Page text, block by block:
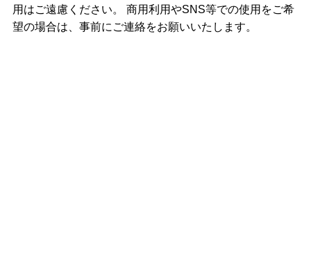
用はご遠慮ください。 商用利用やSNS等での使用をご希
望の場合は、事前にご連絡をお願いいたします。